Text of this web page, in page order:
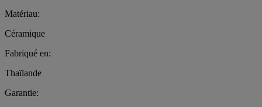
Matériau:
Céramique
Fabriqué en:
Thaïlande
Garantie: